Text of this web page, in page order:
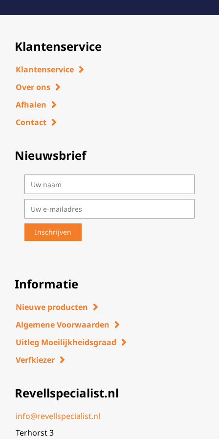
Klantenservice
Klantenservice
Over ons
Afhalen
Contact
Nieuwsbrief
Informatie
Nieuwe producten
Algemene Voorwaarden
Uitleg Moeilijkheidsgraad
Verfkiezer
Revellspecialist.nl
info@revellspecialist.nl
Terhorst 3